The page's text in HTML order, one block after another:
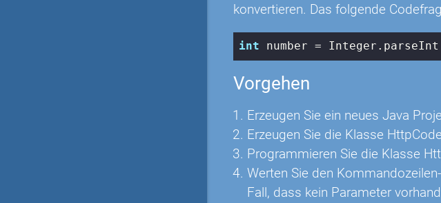
konvertieren. Das folgende
int number =
Vorgehen
Erzeugen Sie ein neues Java
Erzeugen Sie die Klasse
Programmieren Sie die Klasse
Werten Sie den
Fall, dass kein Parameter